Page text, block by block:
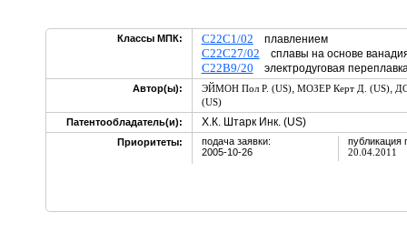
Классы МПК: C22C1/02 плавлением
C22C27/02 сплавы на основе
C22B9/20 электродуговая
Автор(ы): ЭЙМОН Пол Р. (US), МОЗЕР Керт Д. (US),
(US)
Патентообладатель(и):
Х.К. Штарк Инк. (US)
Приоритеты:
подача заявки:
2005-10-26
публикация
20.04.2011